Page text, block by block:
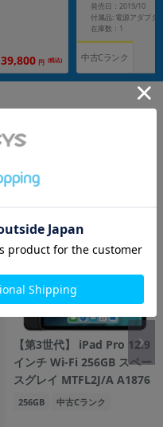
39,800 円 (税込)
発売日：2019/10
付属品: 電源アダプタ
在庫数：1
中古Cランク
【第3世代】 iPad Pro 12.9
インチ Wi-Fi 256GB スペー
スグレイ MTFL2J/A A1876
256GB 中古Cランク